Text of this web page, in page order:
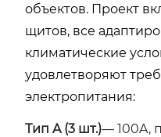
объектов. Проект
щитов, все
климатические
удовлетворяют
электропитания:
Тип A (3 шт.)— 100A,